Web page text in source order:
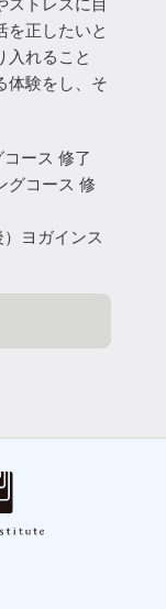
ストレスに目
を正したいと
入れること
体験をし、そ
ース 修了
グコース 修
ヨガインス